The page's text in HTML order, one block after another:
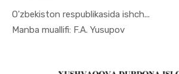
O'zbekiston respublikasida ishch...
Manba muallifi: F.A. YusupovIn Ekonome...